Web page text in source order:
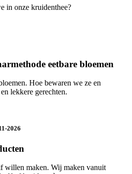
in onze kruidenthee?
eetbare bloemen
Hoe bewaren we ze en
lekkere gerechten.
2026
willen maken. Wij maken vanuit